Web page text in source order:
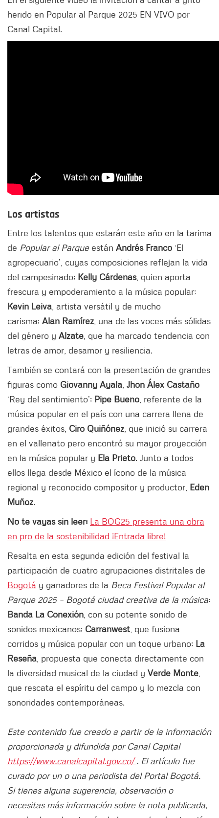
herido en Popular al Parque 2025 EN VIVO por
Canal Capital.
Los artistas
Entre los talentos que estarán este año en la tarima
de Popular al Parqueestán Andrés Franco ‘El
agropecuario’, cuyas composiciones reflejan la vida
del campesinado; Kelly Cárdenas, quien aporta
frescura y empoderamiento a la música popular;
Kevin Leiva , artista versátil y de mucho
carisma; Alan Ramírez , una de las voces más sólidas
del género y Alzate , que ha marcado tendencia con
letras de amor, desamor y resiliencia.
También se contará con la presentación de grandes
figuras como Giovanny Ayala Jhon Álex Castaño
‘Rey del sentimiento’; Pipe Bueno , referente de la
música popular en el país con una carrera llena de
grandes éxitos, Ciro Quiñónez , que inició su carrera
en el vallenato pero encontró su mayor proyección
en la música popular y Ela Prieto. Junto a todos
ellos llega desde México el ícono de la música
regional y reconocido compositor y productor, Eden
Muñoz.
No te vayas sin leer: La BOG25 presenta una obra
en pro de la sostenibilidad ¡Entrada libre!
Resalta en esta segunda edición del festival la
participación de cuatro agrupaciones distritales de
Bogotá y ganadores de la Beca Festival Popular al
Parque 2025 – Bogotá ciudad creativa de la música:
Banda La Conexión , con su potente sonido de
sonidos mexicanos; Carranwest , que fusiona
corridos y música popular con un toque urbano; La
Reseña , propuesta que conecta directamente con
la diversidad musical de la ciudad y Verde Monte
que rescata el espíritu del campo y lo mezcla con
sonoridades contemporáneas.
Este contenido fue creado a partir de la información
proporcionada y difundida por Canal Capital
https://www.canalcapital.gov.co/. El artículo fue
curado por un o una periodista del Portal Bogotá.
Si tienes alguna sugerencia, observación o
necesitas más información sobre la nota publicada,